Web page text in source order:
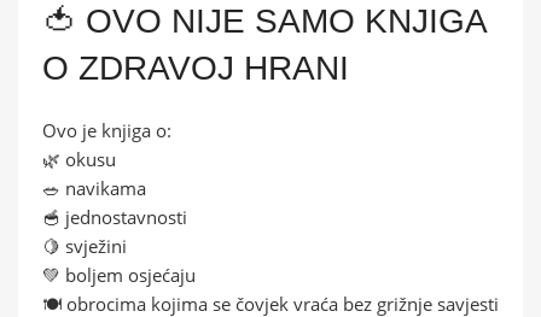
🍅 OVO NIJE SAMO KNJIGA
O ZDRAVOJ HRANI
Ovo je knjiga o:
🌿 okusu
🥗 navikama
🥣 jednostavnosti
🍋 svježini
💚 boljem osjećaju
🍽️ obrocima kojima se čovjek vraća bez grižnje savjesti